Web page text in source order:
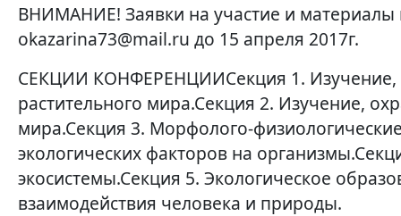
ВНИМАНИЕ! Заявки на участие и материалы
okazarina73@mail.ru до 15 апреля 2017г.
СЕКЦИИ КОНФЕРЕНЦИИСекция 1. Изучение,
растительного мира.Секция 2. Изучение,
мира.Секция 3. Морфолого-
экологических факторов на
экосистемы.Секция 5. Экологическое
взаимодействия человека и природы.